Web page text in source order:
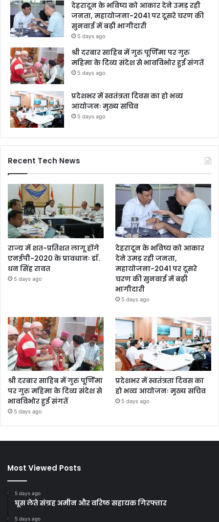
देहरादून के भविष्य को आकार देने उमड़ रही
जनता, महायोजना-2041 पर दूसरे चरण की
सुनवाई में बढ़ी भागीदारी
5 days ago
श्री दरबार साहिब में गुरु पूर्णिमा पर गुरु
महिमा के दिव्य संदेश से भावविभोर हुई संगतें
5 days ago
प्रदेशभर में स्वतंत्रता दिवस का हो भव्य
आयोजनः मुख्य सचिव
5 days ago
Recent Tech News
राज्य में शत-प्रतिशत लागू होंगे
एनईपी-2020 के प्रावधानः डाॅ.
धन सिंह रावत
5 days ago
देहरादून के भविष्य को आकार
देने उमड़ रही जनता,
महायोजना-2041 पर दूसरे
चरण की सुनवाई में बढ़ी
भागीदारी
5 days ago
श्री दरबार साहिब में गुरु पूर्णिमा
पर गुरु महिमा के दिव्य संदेश से
भावविभोर हुई संगतें
5 days ago
प्रदेशभर में स्वतंत्रता दिवस का
हो भव्य आयोजनः मुख्य सचिव
5 days ago
Most Viewed Posts
5 days ago
घूस लेते संग्रह अमीन और वरिष्ठ सहायक गिरफ्तार
5 days ago